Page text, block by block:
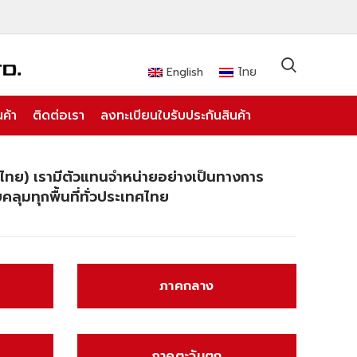
English ไทย
า ติดต่อเรา ลงทะเบียนใบรับประกันสินค้า
ทย) เรามีตัวแทนจำหน่ายอย่างเป็นทางการ
ลุมทุกพื้นที่ทั่วประเทศไทย
ภาคกลาง